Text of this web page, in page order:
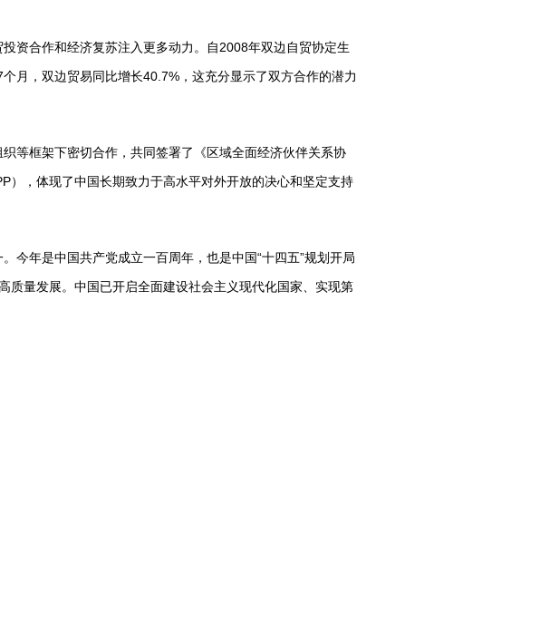
合作和经济复苏注入更多动力。自2008年双边自贸协定生
月，双边贸易同比增长40.7%，这充分显示了双方合作的潜力
框架下密切合作，共同签署了《区域全面经济伙伴关系协
），体现了中国长期致力于高水平对外开放的决心和坚定支持
年是中国共产党成立一百周年，也是中国“十四五”规划开局
质量发展。中国已开启全面建设社会主义现代化国家、实现第